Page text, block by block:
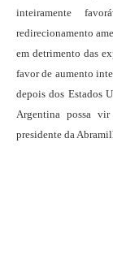
inteiramente
redirecionamento
em detrimento das
favor de aumento
depois dos Estados
Argentina possa
presidente da